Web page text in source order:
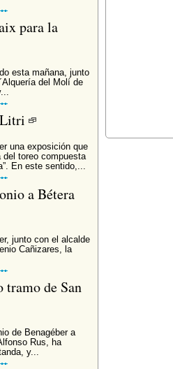
para la
esta mañana, junto
del Molí de
una exposición que
toreo compuesta
En este sentido,...
a Bétera
junto con el alcalde
Cañizares, la
de San
de Benagéber a
Rus, ha
y...